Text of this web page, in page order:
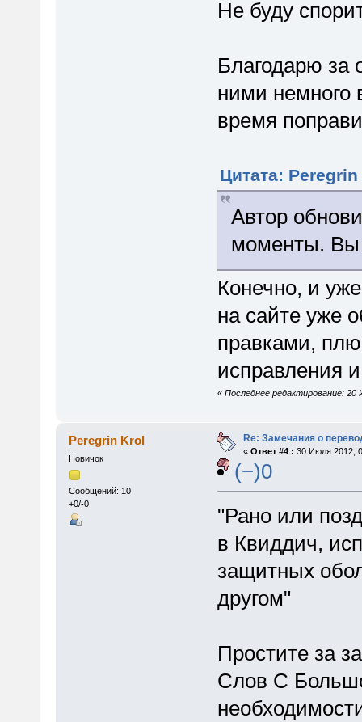
Не буду
Благодарю за
ними немного
время
Цитата:
Автор
моменты. Вы
Конечно, и
на сайте уже
правками,
исправления
« Последнее редактирование: 20
Peregrin Krol
Новичок
Сообщений: 10
+0/-0
Re: Замечания о
« Ответ #4 : 30 Июля 2012,
(−)0
"Рано или
в Квиддич,
защитных
другом"
Простите за
Слов С